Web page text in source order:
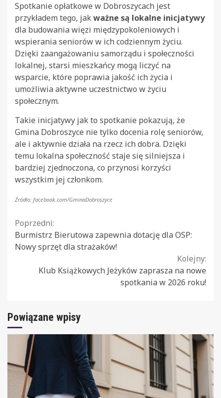
Spotkanie opłatkowe w Dobroszycach jest
przykładem tego, jakważne są lokalne inicjatywy
dla budowania więzi międzypokoleniowych i
wspierania seniorów w ich codziennym życiu.
Dzięki zaangażowaniu samorządu i społeczności
lokalnej, starsi mieszkańcy mogą liczyć na
wsparcie, które poprawia jakość ich życia i
umożliwia aktywne uczestnictwo w życiu
społecznym.
Takie inicjatywy jak to spotkanie pokazują, że
Gmina Dobroszyce nie tylko docenia rolę seniorów,
ale i aktywnie działa na rzecz ich dobra. Dzięki
temu lokalna społeczność staje się silniejsza i
bardziej zjednoczona, co przynosi korzyści
wszystkim jej członkom.
Źródło: facebook.com/GminaDobroszyce
Continue
Reading
Poprzedni:
Burmistrz Bierutowa zapewnia dotację dla OSP:
Nowy sprzęt dla strażaków!
Kolejny:
Klub Książkowych Jeżyków zaprasza na nowe
spotkania w 2026 roku!
Powiązane wpisy